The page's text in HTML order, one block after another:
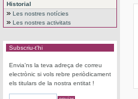
Historial
Les nostres notícies
Les nostres activitats
Subscriu-t'hi
Envia'ns la teva adreça de correu
electrònic si vols rebre periòdicament
els titulars de la nostra entitat !